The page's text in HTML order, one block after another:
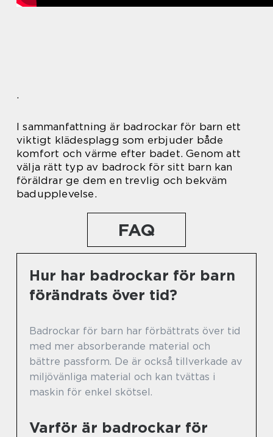
.
I sammanfattning är badrockar för barn ett
viktigt klädesplagg som erbjuder både
komfort och värme efter badet. Genom att
välja rätt typ av badrock för sitt barn kan
föräldrar ge dem en trevlig och bekväm
badupplevelse.
FAQ
Hur har badrockar för barn
förändrats över tid?
Badrockar för barn har förbättrats över tid
med mer absorberande material och
bättre passform. De är också tillverkade av
miljövänliga material och kan tvättas i
maskin för enkel skötsel.
Varför är badrockar för